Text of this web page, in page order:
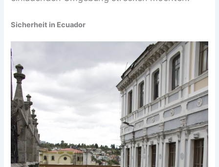
Sicherheit in Ecuador